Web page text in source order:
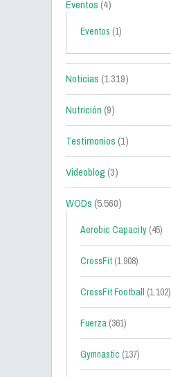
Eventos(4)
Eventos (1)
Noticias(1.319)
Nutrición(9)
Testimonios(1)
Videoblog(3)
WODs(5.560)
Aerobic Capacity (45)
CrossFit (1.908)
CrossFit Football (1.102)
Fuerza (361)
Gymnastic (137)